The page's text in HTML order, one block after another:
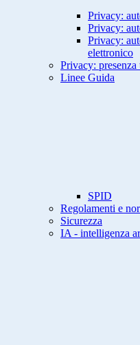
Privacy:
Privacy:
Privacy:
elettronico
Privacy:
Linee Guida
SPID
Regolamenti e
Sicurezza
IA - intelligenza